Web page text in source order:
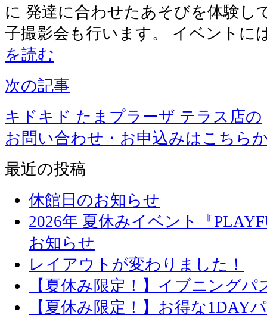
に 発達に合わせたあそびを体験し
子撮影会も行います。 イベント
を読む
次の記事
キドキド たまプラーザ テラス店の
お問い合わせ・お申込みはこちら
最近の投稿
休館日のお知らせ
2026年 夏休みイベント『
お知らせ
レイアウトが変わりました！
【夏休み限定！】イブニング
【夏休み限定！】お得な1DAY